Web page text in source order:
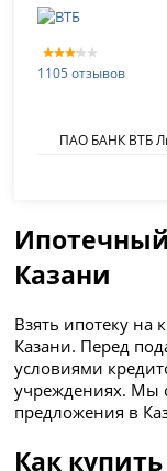
1105 отзывов
ПАО БАНК ВТБ
Казани
Взять ипотеку на
Казани. Перед
условиями
учреждениях. Мы
предложения в
Как